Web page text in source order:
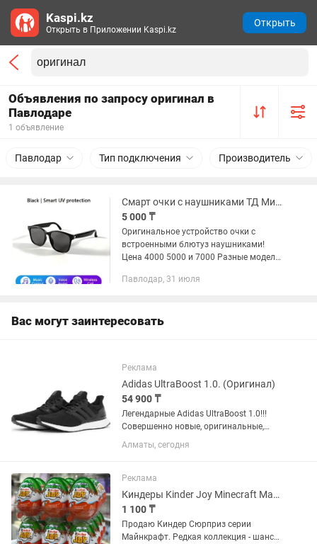
Объявления по запросу оригинал в
Павлодаре
1 объявление
Павлодар Тип подключения Производитель
Смарт очки с наушниками ТД Мирас 2 этаж 12 бутик
5 000 ₸
Оригинальное устройство очки с
встроенными блютуз наушниками!
Цена 4000 5000 и 7000 Разные модели
Мирас ул Абая 150 2 этаж 12 бутик
Павлодар, 31 июля
Вас могут заинтересовать
Реклама
Adidas UltraBoost 1.0. (Оригинал)
54 900 ₸
Легендарные Adidas UltraBoost 1.0!!!
Совершенно новые, оригинальные,
привезены из США 🇺🇸. Размер: 9.5US
(42 европейский). Вязаный верх
boost, система стабилизации...
Алматы, сегодня
Реклама
Киндеры Kinder Joy Minecraft Майнкрафт
1 100 ₸
Продаю Киндер Сюрприз серии
Майнкрафт. Редкая коллекция - шанс
Kaspi.kz
Открыть в Приложении Kaspi.kz
Открыть